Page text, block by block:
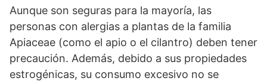
Aunque son seguras para la mayoría, las
personas con alergias a plantas de la familia
Apiaceae (como el apio o el cilantro) deben tener
precaución. Además, debido a sus propiedades
estrogénicas, su consumo excesivo no se